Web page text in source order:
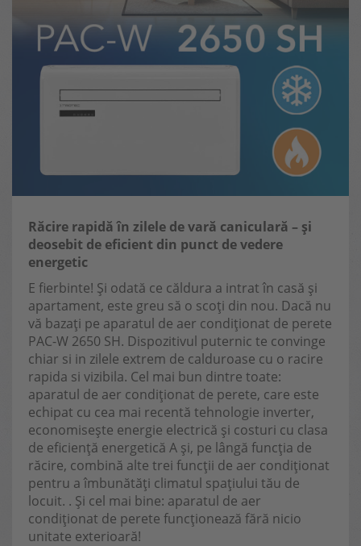
Răcire rapidă în zilele de vară caniculară – și
deosebit de eficient din punct de vedere
energetic
E fierbinte! Și odată ce căldura a intrat în casă și
apartament, este greu să o scoți din nou. Dacă nu
vă bazați pe aparatul de aer condiționat de perete
PAC-W 2650 SH. Dispozitivul puternic te convinge
chiar si in zilele extrem de calduroase cu o racire
rapida si vizibila. Cel mai bun dintre toate:
aparatul de aer condiționat de perete, care este
echipat cu cea mai recentă tehnologie inverter,
economisește energie electrică și costuri cu clasa
de eficiență energetică A și, pe lângă funcția de
răcire, combină alte trei funcții de aer condiționat
pentru a îmbunătăți climatul spațiului tău de
locuit. . Și cel mai bine: aparatul de aer
condiționat de perete funcționează fără nicio
unitate exterioară!